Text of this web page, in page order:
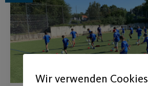
Wir verwenden Cookies